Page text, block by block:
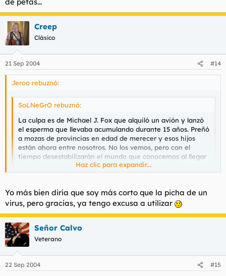
Creep
Clásico
21 Sep 2004 #14
Jeroo rebuznó:
SoLNeGrO rebuznó:
La culpa es de Michael J. Fox que alquiló un avión y lanzó
el esperma que llevaba acumulando durante 15 años. Preñó
a mozas de provincias en edad de merecer y esos hijos
están ahora entre nosotros. No los vemos, pero con el
tiempo desestabilizarán el mundo que conocemos al llegar
a altos cargos de la politica y la economía mundial y
venderán el mundo a piezas a los chatarreros estelares. En
nuestras vespinos formarán parte de los nuevos Alcones
Milenarios.
Propongo el suicidio colectivo, no vale yo solo q debe ser la
hostia de aburrido.
Código:
MODE GRIPE OFF
cerebro se confunda...
Haz clic para expandir...
Yo más bien diría que soy más corto que la picha de un
virus, pero gracias, ya tengo excusa a utilizar
Señor Calvo
Veterano
22 Sep 2004 #15